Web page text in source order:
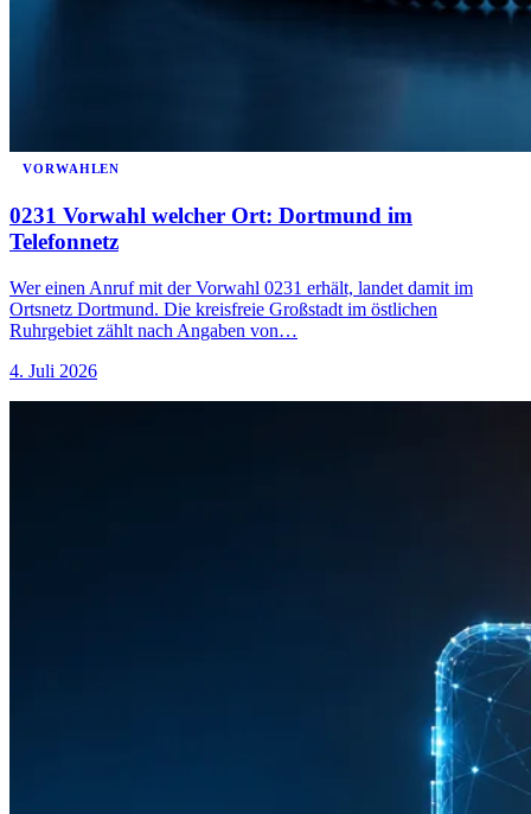
VORWAHLEN
0231 Vorwahl welcher Ort: Dortmund im
Telefonnetz
Wer einen Anruf mit der Vorwahl 0231 erhält, landet damit im
Ortsnetz Dortmund. Die kreisfreie Großstadt im östlichen
Ruhrgebiet zählt nach Angaben von…
4. Juli 2026